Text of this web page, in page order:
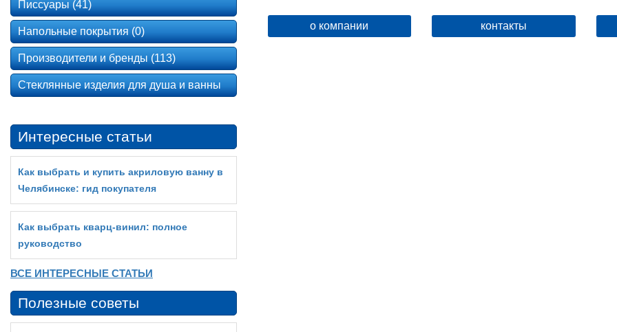
о компании контакты
Писсуары (41)
Напольные покрытия (0)
Производители и бренды (113)
Стеклянные изделия для душа и ванны
Интересные статьи
Как выбрать и купить акриловую ванну в
Челябинске: гид покупателя
Как выбрать кварц‑винил: полное
руководство
ВСЕ ИНТЕРЕСНЫЕ СТАТЬИ
Полезные советы